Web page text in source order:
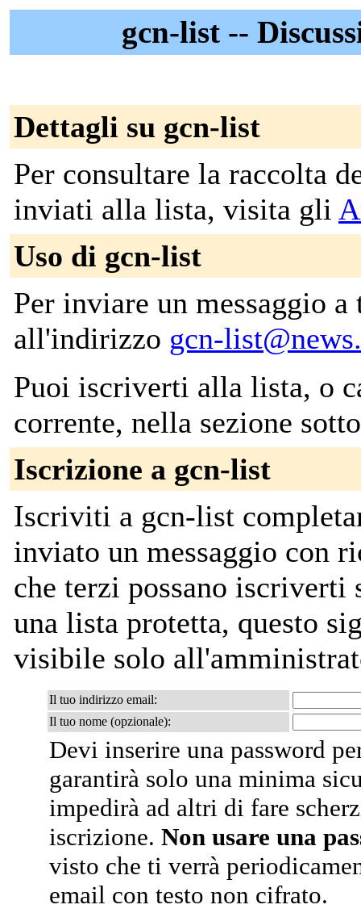
gcn-list --
Dettagli su gcn-list
Per consultare la raccolta
inviati alla lista, visita gli
Uso di gcn-list
Per inviare un messaggio
all'indirizzo gcn-
Puoi iscriverti alla lista, o
corrente, nella sezione
Iscrizione a gcn-list
Iscriviti a gcn-list
inviato un messaggio con
che terzi possano iscriverti
una lista protetta, questo
visibile solo
Il tuo indirizzo email:
Il tuo nome (opzionale):
Devi inserire una password
garantirà solo una minima
impedirà ad altri di fare
iscrizione. Non usare una
visto che ti verrà
email con testo non cifrato.